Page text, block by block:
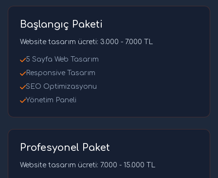
Başlangıç Paketi
Website tasarım ücreti: 3.000 - 7.000 TL
5 Sayfa Web Tasarım
Responsive Tasarım
SEO Optimizasyonu
Yönetim Paneli
Profesyonel Paket
Website tasarım ücreti: 7.000 - 15.000 TL